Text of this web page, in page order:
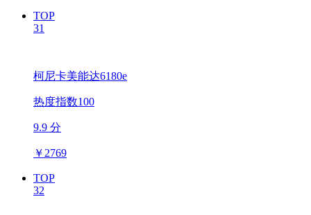
TOP
31
柯尼卡美能达6180e
热度指数100
9.9 分
￥ 2769
TOP
32